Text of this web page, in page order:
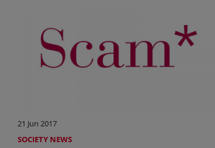
21 Jun 2017
SOCIETY NEWS